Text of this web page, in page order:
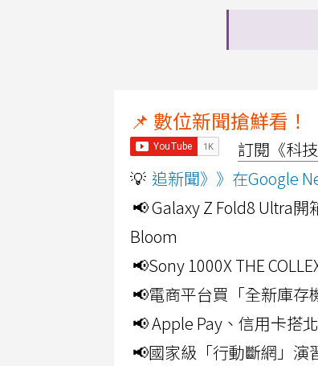
📌 數位新聞搶鮮看！
訂閱《科
💡 追新聞》》在Google
📢 Galaxy Z Fold8 Ultra
Bloom
📢Sony 1000X THE
📢電商平台買「全新庫存
📢 Apple Pay、信用卡搭
📢國家級「行動斷網」演